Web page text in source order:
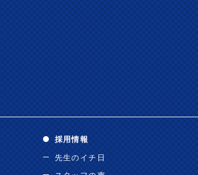
採用情報
先生のイチ日